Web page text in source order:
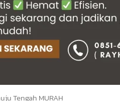
Tengah MURAH